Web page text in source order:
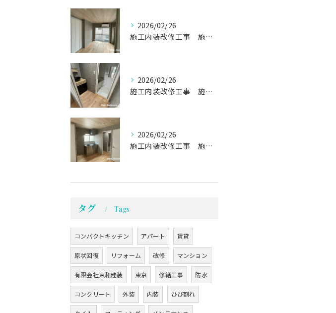
2026/02/26
施工内装改修工事 施工事例03
2026/02/26
施工内装改修工事 施工事例02
2026/02/26
施工内装改修工事 施工事例01
タグ Tags
コンパクトキッチン アパート 賃貸
原状回復 リフォーム 改修 マンション
有限会社東和建装 東京 修繕工事 防水
コンクリート 外装 内装 ひび割れ